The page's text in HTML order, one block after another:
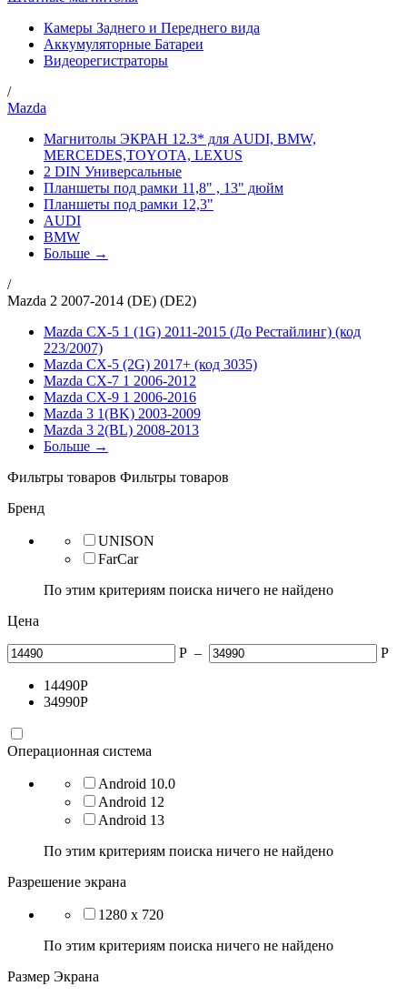
Камеры Заднего и Переднего вида
Аккумуляторные Батареи
Видеорегистраторы
/
Mazda
Магнитолы ЭКРАН 12.3* для AUDI, BMW,
MERCEDES,TOYOTA, LEXUS
2 DIN Универсальные
Планшеты под рамки 11,8" , 13" дюйм
Планшеты под рамки 12,3"
AUDI
BMW
Больше →
/
Mazda 2 2007-2014 (DE) (DE2)
Mazda CX-5 1 (1G) 2011-2015 (До Рестайлинг) (код
223/2007)
Mazda CX-5 (2G) 2017+ (код 3035)
Mazda CX-7 1 2006-2012
Mazda CX-9 1 2006-2016
Mazda 3 1(BK) 2003-2009
Mazda 3 2(BL) 2008-2013
Больше →
Фильтры товаров Фильтры товаров
Бренд
UNISON
FarCar
По этим критериям поиска ничего не найдено
Цена
Р – Р
14490Р
34990Р
Операционная система
Android 10.0
Android 12
Android 13
По этим критериям поиска ничего не найдено
Разрешение экрана
1280 x 720
По этим критериям поиска ничего не найдено
Размер Экрана